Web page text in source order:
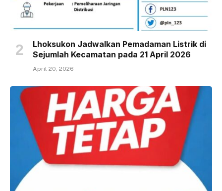
Lhoksukon Jadwalkan Pemadaman Listrik di
Sejumlah Kecamatan pada 21 April 2026
April 20, 2026